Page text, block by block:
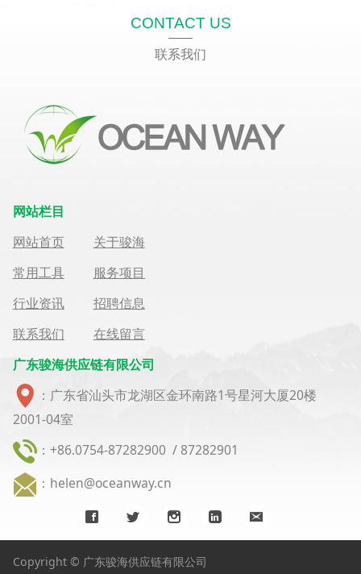
CONTACT US
联系我们
网站栏目
网站首页
关于骏海
常用工具
服务项目
行业资讯
招聘信息
联系我们
在线留言
广东骏海供应链有限公司
：广东省汕头市龙湖区金环南路1号星河大厦20楼
2001-04室
：+86.0754-87282900 / 87282901
：helen@oceanway.cn
Copyright © 广东骏海供应链有限公司